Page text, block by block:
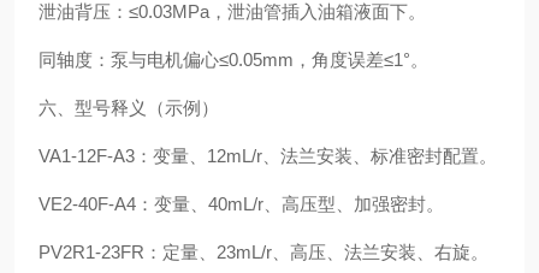
泄油背压：≤0.03MPa，泄油管插入油箱液面下。
同轴度：泵与电机偏心≤0.05mm，角度误差≤1°。
六、型号释义（示例）
VA1-12F-A3：变量、12mL/r、法兰安装、标准密封配置。
VE2-40F-A4：变量、40mL/r、高压型、加强密封。
PV2R1-23FR：定量、23mL/r、高压、法兰安装、右旋。